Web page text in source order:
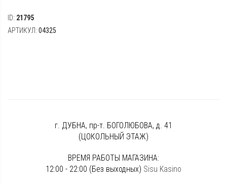
ID: 21795
АРТИКУЛ: 04325
г. ДУБНА, пр-т. БОГОЛЮБОВА, д. 41
(ЦОКОЛЬНЫЙ ЭТАЖ)
ВРЕМЯ РАБОТЫ МАГАЗИНА:
12:00 - 22:00 (Без выходных) Sisu Kasino